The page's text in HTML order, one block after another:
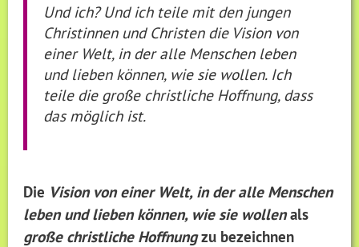
Und ich? Und ich teile mit den jungen
Christinnen und Christen die Vision von
einer Welt, in der alle Menschen leben
und lieben können, wie sie wollen. Ich
teile die große christliche Hoffnung, dass
das möglich ist.
Die Vision von einer Welt, in der alle Menschen
leben und lieben können, wie sie wollenals
große christliche Hoffnungzu bezeichnen